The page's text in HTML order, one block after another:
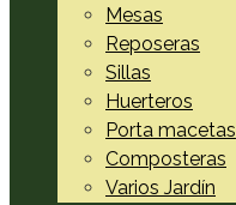
Mesas
Reposeras
Sillas
Huerteros
Porta macetas
Composteras
Varios Jardín